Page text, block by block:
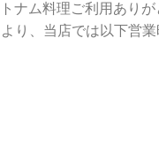
ナム料理ご利用ありが
り、当店では以下営